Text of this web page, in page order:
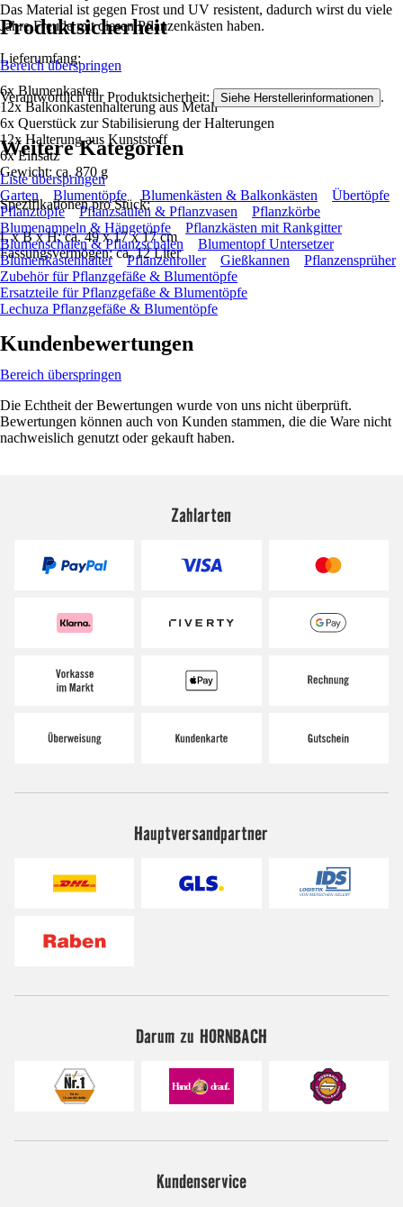
Das Material ist gegen Frost und UV resistent, dadurch wirst du viele
Jahre Freude mit diesen Pflanzenkästen haben.
Lieferumfang:
6x Blumenkasten
12x Balkonkastenhalterung aus Metall
6x Querstück zur Stabilisierung der Halterungen
12x Halterung aus Kunststoff
6x Einsatz
Gewicht: ca. 870 g
Spezifikationen pro Stück:
L x B x H: ca. 49 x 17 x 17 cm
Fassungsvermögen: ca. 12 Liter
Produktsicherheit
Bereich überspringen
Verantwortlich für Produktsicherheit: Siehe Herstellerinformationen .
Weitere Kategorien
Liste überspringen
Garten
Blumentöpfe Blumenkästen & Balkonkästen
Übertöpfe
Pflanztöpfe
Pflanzsäulen & Pflanzvasen
Pflanzkörbe
Blumenampeln & Hängetöpfe
Pflanzkästen mit Rankgitter
Blumenschalen & Pflanzschalen
Blumentopf Untersetzer
Blumenkastenhalter
Pflanzenroller Gießkannen
Pflanzensprüher
Zubehör für Pflanzgefäße & Blumentöpfe
Ersatzteile für Pflanzgefäße & Blumentöpfe
Lechuza Pflanzgefäße & Blumentöpfe
Kundenbewertungen
Bereich überspringen
Die Echtheit der Bewertungen wurde von uns nicht überprüft.
Bewertungen können auch von Kunden stammen, die die Ware nicht
nachweislich genutzt oder gekauft haben.
Zahlarten
Hauptversandpartner
Darum zu HORNBACH
Kundenservice